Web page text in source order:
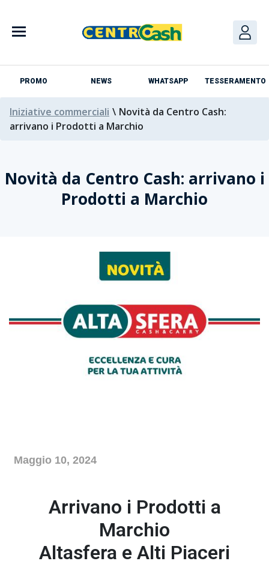
PROMO NEWS WHATSAPP TESSERAMENTO
Iniziative commerciali \ Novità da Centro Cash:
arrivano i Prodotti a Marchio
Novità da Centro Cash: arrivano i
Prodotti a Marchio
Maggio 10, 2024
Arrivano i Prodotti a
Marchio
Altasfera e Alti Piaceri